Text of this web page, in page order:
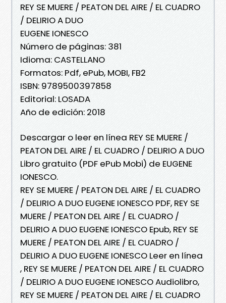
REY SE MUERE / PEATON DEL AIRE / EL CUADRO
/ DELIRIO A DUO
EUGENE IONESCO
Número de páginas: 381
Idioma: CASTELLANO
Formatos: Pdf, ePub, MOBI, FB2
ISBN: 9789500397858
Editorial: LOSADA
Año de edición: 2018
Descargar o leer en línea REY SE MUERE /
PEATON DEL AIRE / EL CUADRO / DELIRIO A DUO
Libro gratuito (PDF ePub Mobi) de EUGENE
IONESCO.
REY SE MUERE / PEATON DEL AIRE / EL CUADRO
/ DELIRIO A DUO EUGENE IONESCO PDF, REY SE
MUERE / PEATON DEL AIRE / EL CUADRO /
DELIRIO A DUO EUGENE IONESCO Epub, REY SE
MUERE / PEATON DEL AIRE / EL CUADRO /
DELIRIO A DUO EUGENE IONESCO Leer en línea
, REY SE MUERE / PEATON DEL AIRE / EL CUADRO
/ DELIRIO A DUO EUGENE IONESCO Audiolibro,
REY SE MUERE / PEATON DEL AIRE / EL CUADRO